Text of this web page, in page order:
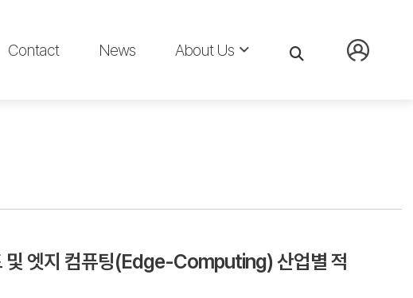
Contact News About Us
및 엣지 컴퓨팅(Edge-Computing) 산업별 적